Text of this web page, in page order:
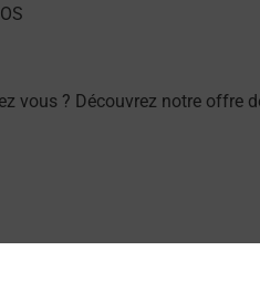
vous ? Découvrez notre offre
vous ? Découvrez notre offre